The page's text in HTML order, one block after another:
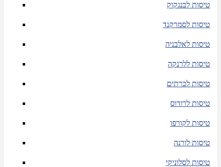
טיסות לבנגקוק
טיסות לסמרקנד
טיסות לאלבניה
טיסות ללרנקה
טיסות לכרתים
טיסות לרודוס
טיסות לקורפו
טיסות לורנה
טיסות לסלוניקי